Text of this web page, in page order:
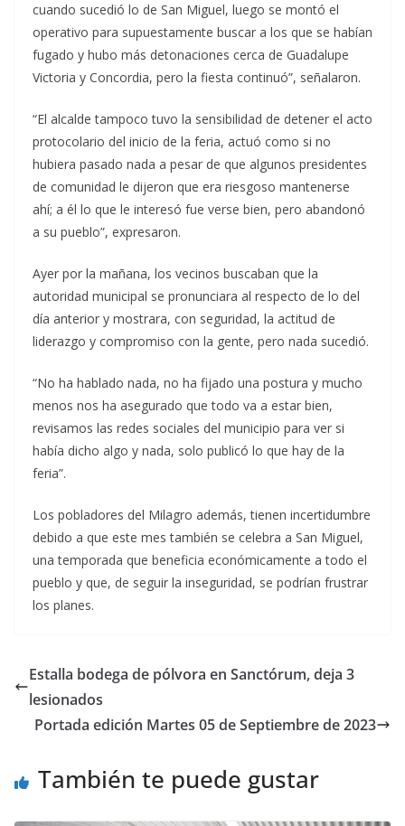
cuando sucedió lo de San Miguel, luego se montó el
operativo para supuestamente buscar a los que se habían
fugado y hubo más detonaciones cerca de Guadalupe
Victoria y Concordia, pero la fiesta continuó”, señalaron.
“El alcalde tampoco tuvo la sensibilidad de detener el acto
protocolario del inicio de la feria, actuó como si no
hubiera pasado nada a pesar de que algunos presidentes
de comunidad le dijeron que era riesgoso mantenerse
ahí; a él lo que le interesó fue verse bien, pero abandonó
a su pueblo”, expresaron.
Ayer por la mañana, los vecinos buscaban que la
autoridad municipal se pronunciara al respecto de lo del
día anterior y mostrara, con seguridad, la actitud de
liderazgo y compromiso con la gente, pero nada sucedió.
“No ha hablado nada, no ha fijado una postura y mucho
menos nos ha asegurado que todo va a estar bien,
revisamos las redes sociales del municipio para ver si
había dicho algo y nada, solo publicó lo que hay de la
feria”.
Los pobladores del Milagro además, tienen incertidumbre
debido a que este mes también se celebra a San Miguel,
una temporada que beneficia económicamente a todo el
pueblo y que, de seguir la inseguridad, se podrían frustrar
los planes.
Estalla bodega de pólvora en Sanctórum, deja 3
lesionados
Portada edición Martes 05 de Septiembre de 2023
También te puede gustar